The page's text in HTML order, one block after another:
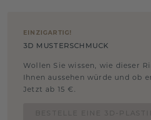
EINZIGARTIG !
3D MUSTERSCHMUCK
Wollen Sie wissen, wie dieser
Ihnen aussehen würde und ob
Jetzt ab 15 €.